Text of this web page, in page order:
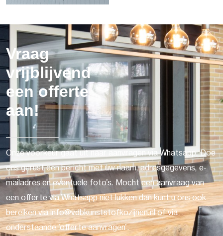
Vraag
vrijblijvend
een offerte
aan!
Onze voorkeur gaat uit naar aanvragen via Whatsapp. Doe
ons gerust een bericht met uw naam, adresgegevens, e-
mailadres en eventuele foto's. Mocht een aanvraag van
een offerte via Whatsapp niet lukken dan kunt u ons ook
bereiken via info@vdbkunststofkozijnen.nl of via
onderstaande 'offerte aanvragen'.